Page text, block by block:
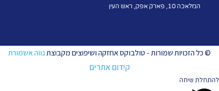
המלאכה 10, פארק אפק, ראש העין
© כל הזכויות שמורות - טולבוקס אחזקה ושיפוצים מקבוצתנווה אשמורת
קידום אתרים
להתחלת שיחה